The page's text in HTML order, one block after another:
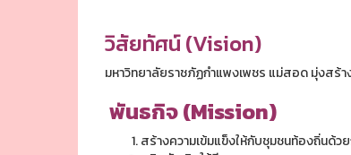
วิสัยทัศน์ (Vision)
มหาวิทยาลัยราชภัฏกำแพงเพชร แม่สอด มุ่งส
พันธกิจ (Mission)
สร้างความเข้มแข็งให้กับชุมชนท้องถิ่นด้